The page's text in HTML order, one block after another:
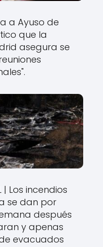
a Ayuso de
que la
asegura se
| Los incendios
se dan por
después
y apenas
evacuados